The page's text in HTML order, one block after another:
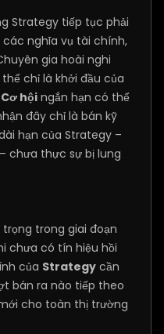
Strategy tiếp tục phải
nghĩa vụ tài chính,
gia hoài nghi
chỉ là khởi đầu của
Cơ hội ngắn hạn có thể
đây chỉ là bán kỹ
hạn của Strategy –
chưa thực sự bị lung
trong giai đoạn
chưa có tín hiệu hồi
của Strategy cần
bán ra nào tiếp theo
cho toàn thị trường